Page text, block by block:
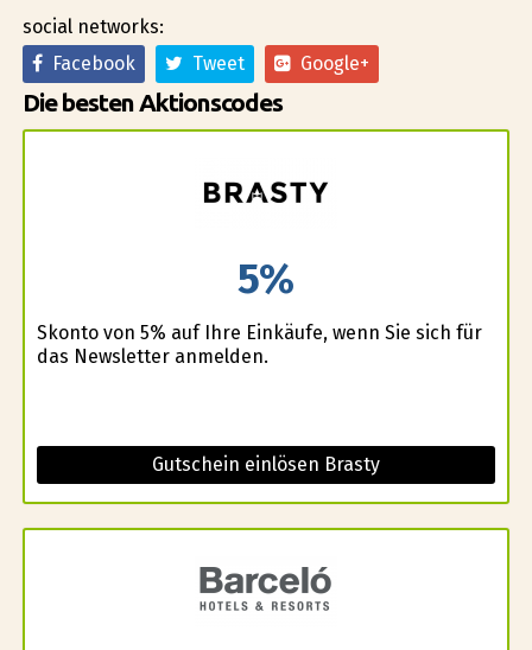
social networks:
Facebook
Tweet Google+
Die besten Aktionscodes
5%
Skonto von 5% auf Ihre Einkäufe, wenn Sie sich für
das Newsletter anmelden.
Gutschein einlösen Brasty